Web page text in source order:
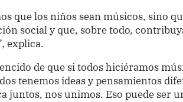
que los niños sean músicos, sino
social y que, sobre todo,
explica.
de que si todos hiciéramos
tenemos ideas y pensamientos
juntos, nos unimos. Eso puede ser